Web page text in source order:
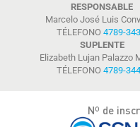
RESPONSABLE
Marcelo José Luis
TÉLEFONO 4789-
SUPLENTE
Elizabeth Lujan Palazzo
TÉLEFONO 4789-
Nº de